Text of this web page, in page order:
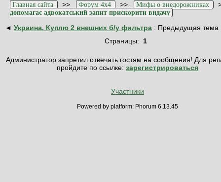
Главная сайта >> Форум 4x4 >> Мифы о внедорожниках
допомагає адвокатський запит прискорити видачу
◄ Украина. Куплю 2 внешних б/у фильтра : Предыдущая тема
Страницы: 1
Администратор запретил отвечать гостям на сообщения! Для
пройдите по ссылке: зарегистрироваться
Участники
Powered by platform: Phorum 6.13.45